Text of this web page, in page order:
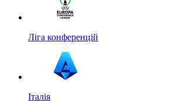
Ліга конференцій
Італія